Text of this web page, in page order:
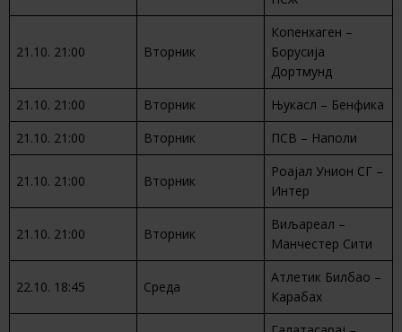
21.10. 21:00 Вторник
Копенхаген –
Борусија
Дортмунд
21.10. 21:00
Вторник
Њукасл – Бенфика
21.10. 21:00
Вторник ПСВ – Наполи
21.10. 21:00 Вторник
Роајал Унион СГ –
Интер
21.10. 21:00 Вторник
Виљареал –
Манчестер Сити
22.10. 18:45 Среда
Атлетик Билбао –
Карабах